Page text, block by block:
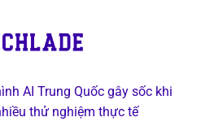
AI Trung Quốc gây sốc khi
thử nghiệm thực tế